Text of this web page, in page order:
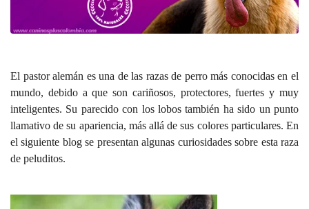
El pastor alemán es una de las razas de perro más conocidas en el
mundo, debido a que son cariñosos, protectores, fuertes y muy
inteligentes. Su parecido con los lobos también ha sido un punto
llamativo de su apariencia, más allá de sus colores particulares. En
el siguiente blog se presentan algunas curiosidades sobre esta raza
de peluditos.